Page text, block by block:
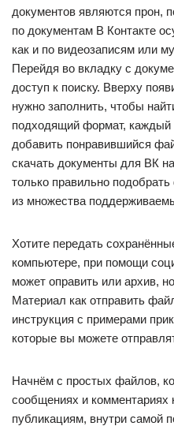
документов являются прон,
по документам В Контакте
как и по видеозаписям или
Перейдя во вкладку с
доступ к поиску. Вверху
нужно заполнить, чтобы
подходящий формат, каждый
добавить понравившийся
скачать документы для ВК
только правильно
из множества
Хотите передать
компьютере, при помощи
может оправить или архив,
Материал как отправить
инструкция с примерами
которые вы можете
Начнём с простых файлов,
сообщениях и
публикациям, внутри самой